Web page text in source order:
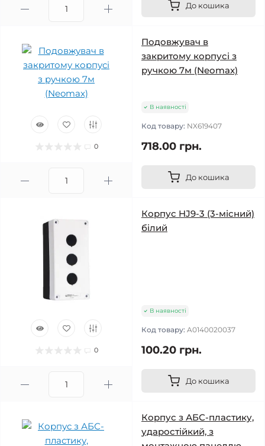
До кошика
0
Подовжувач в
закритому корпусі з
ручкою 7м (Neomax)
В наявності
Код товару: NX619407
718.00 грн.
До кошика
0
Корпус HJ9-3 (3-місний)
білий
В наявності
Код товару: A0140020037
100.20 грн.
До кошика
Корпус з АБС-пластику,
ударостійкий, з